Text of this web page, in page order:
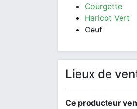
Courgette
Haricot Vert
Oeuf
Lieux de
Ce producteur